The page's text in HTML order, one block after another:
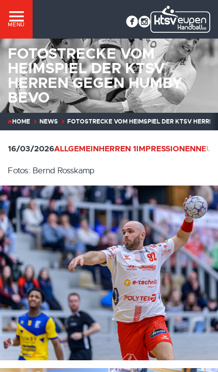
MENÜ
FOTOSTRECKE VOM
HEIMSPIEL DER KTSV
HERREN GEGEN HUMBY
BEVO
HOME NEWS FOTOSTRECKE VOM HEIMSPIEL DER KTSV
16/03/2026ALLGEMEINHERREN 1IMPRESSIONEN
Fotos: Bernd Rosskamp